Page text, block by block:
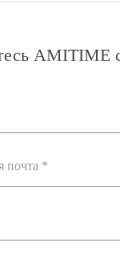
AMITIME